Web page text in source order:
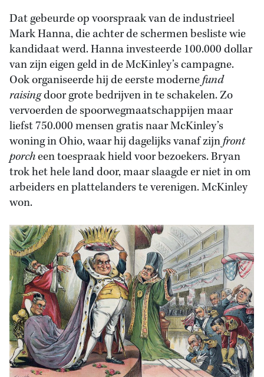
Dat gebeurde op voorspraak van de industrieel
Mark Hanna, die achter de schermen besliste wie
kandidaat werd. Hanna investeerde 100.000 dollar
van zijn eigen geld in de McKinley’s campagne.
Ook organiseerde hij de eerste modernefund
raisingdoor grote bedrijven in te schakelen. Zo
vervoerden de spoorwegmaatschappijen maar
liefst 750.000 mensen gratis naar McKinley’s
woning in Ohio, waar hij dagelijks vanaf zijnfront
porcheen toespraak hield voor bezoekers. Bryan
trok het hele land door, maar slaagde er niet in om
arbeiders en plattelanders te verenigen. McKinley
won.